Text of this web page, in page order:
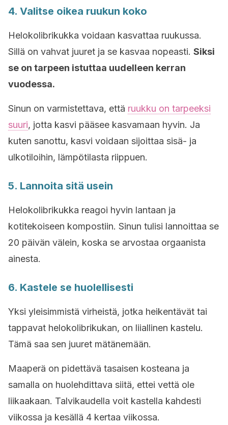
4. Valitse oikea ruukun koko
Helokolibrikukka voidaan kasvattaa ruukussa.
Sillä on vahvat juuret ja se kasvaa nopeasti. Siksi
se on tarpeen istuttaa uudelleen kerran
vuodessa.
Sinun on varmistettava, että ruukku on tarpeeksi
suuri, jotta kasvi pääsee kasvamaan hyvin. Ja
kuten sanottu, kasvi voidaan sijoittaa sisä- ja
ulkotiloihin, lämpötilasta riippuen.
5. Lannoita sitä usein
Helokolibrikukka reagoi hyvin lantaan ja
kotitekoiseen kompostiin. Sinun tulisi lannoittaa se
20 päivän välein, koska se arvostaa orgaanista
ainesta.
6. Kastele se huolellisesti
Yksi yleisimmistä virheistä, jotka heikentävät tai
tappavat helokolibrikukan, on liiallinen kastelu.
Tämä saa sen juuret mätänemään.
Maaperä on pidettävä tasaisen kosteana ja
samalla on huolehdittava siitä, ettei vettä ole
liikaakaan. Talvikaudella voit kastella kahdesti
viikossa ja kesällä 4 kertaa viikossa.